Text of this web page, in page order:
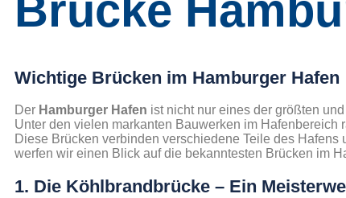
Wichtige Brücken im Hamburger Hafen
Der Hamburger Hafen ist nicht nur eines der größten
Unter den vielen markanten Bauwerken im Hafenbereich
Diese Brücken verbinden verschiedene Teile des
werfen wir einen Blick auf die bekanntesten Brücken im
1. Die Köhlbrandbrücke – Ein